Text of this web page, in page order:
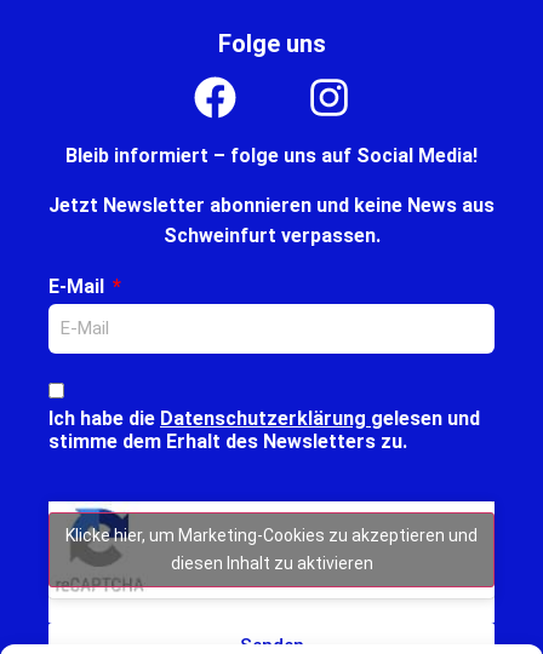
Folge uns
Bleib informiert – folge uns auf Social Media!
Jetzt Newsletter abonnieren und keine News aus
Schweinfurt verpassen.
E-Mail
Ich habe die Datenschutzerklärung gelesen und
stimme dem Erhalt des Newsletters zu.
Klicke hier, um Marketing-Cookies zu akzeptieren und
diesen Inhalt zu aktivieren
Senden